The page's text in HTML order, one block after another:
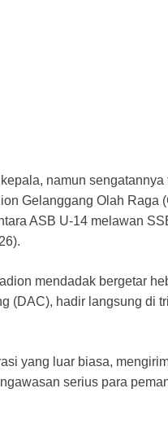
namun sengatannya
Gelanggang Olah Raga
ASB U-14 melawan
mendadak bergetar
(DAC), hadir langsung di
yang luar biasa,
serius para